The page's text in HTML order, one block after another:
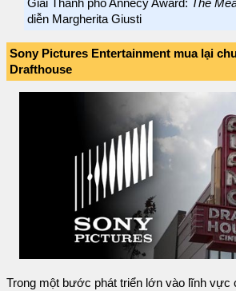
Giải Thành phố Annecy Award: The
diễn Margherita Giusti
Sony Pictures Entertainment mua lại
Drafthouse
Trong một bước phát triển lớn vào lĩnh vực